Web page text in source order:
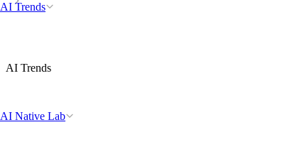
AI Trends
AI Native Lab
AI Trends